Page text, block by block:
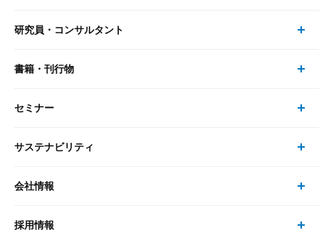
リサーチ
大和総研の強み
レポート・コラム トップ
最新のレポート・コラム
研究員・コンサルタント
研究員・コンサルタント トップ
研究員
書籍・刊行物
書籍・刊行物 トップ
書籍
セミナー
セミナー トップ
現在受付中のセミナー・イベント
サステナビリティ
サステナビリティの取り組み
会社情報
会社情報 トップ
採用情報